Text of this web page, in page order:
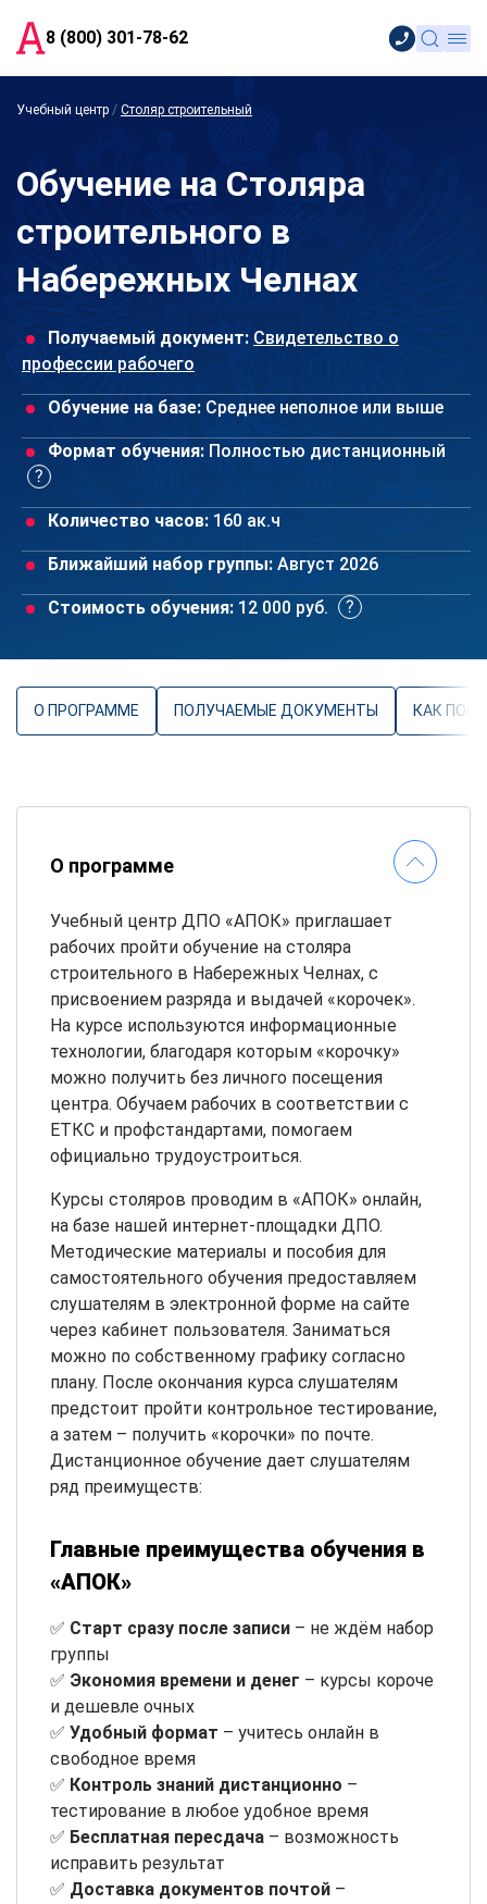
8 (800) 301-78-62
Учебный центр / Столяр строительный
Обучение на Столяра
строительного в
Набережных Челнах
Получаемый документ: Свидетельство о
профессии рабочего
Обучение на базе: Среднее неполное или выше
Формат обучения: Полностью дистанционный
Количество часов: 160 ак.ч
Ближайший набор группы: Август 2026
Стоимость обучения: 12 000 руб.
О ПРОГРАММЕ ПОЛУЧАЕМЫЕ ДОКУМЕНТЫ КАК
О программе
Учебный центр ДПО «АПОК» приглашает
рабочих пройти обучение на столяра
строительного в Набережных Челнах, с
присвоением разряда и выдачей «корочек».
На курсе используются информационные
технологии, благодаря которым «корочку»
можно получить без личного посещения
центра. Обучаем рабочих в соответствии с
ЕТКС и профстандартами, помогаем
официально трудоустроиться.
Курсы столяров проводим в «АПОК» онлайн,
на базе нашей интернет-площадки ДПО.
Методические материалы и пособия для
самостоятельного обучения предоставляем
слушателям в электронной форме на сайте
через кабинет пользователя. Заниматься
можно по собственному графику согласно
плану. После окончания курса слушателям
предстоит пройти контрольное тестирование,
а затем – получить «корочки» по почте.
Дистанционное обучение дает слушателям
ряд преимуществ:
Главные преимущества обучения в
«АПОК»
✅ Старт сразу после записи – не ждём набор
группы
✅ Экономия времени и денег – курсы короче
и дешевле очных
✅ Удобный формат – учитесь онлайн в
свободное время
✅ Контроль знаний дистанционно –
тестирование в любое удобное время
✅ Бесплатная пересдача – возможность
исправить результат
✅ Доставка документов почтой –